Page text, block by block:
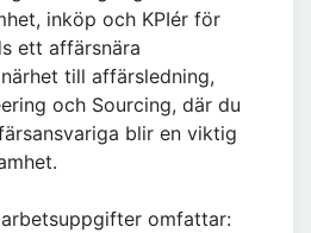
inköp och KPIér för
ett affärsnära
till affärsledning,
och Sourcing, där du
blir en viktig
omfattar: